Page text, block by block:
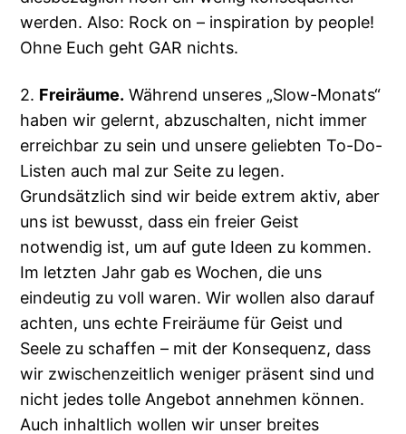
werden. Also: Rock on – inspiration by people!
Ohne Euch geht GAR nichts.
2. Freiräume. Während unseres „Slow-Monats“
haben wir gelernt, abzuschalten, nicht immer
erreichbar zu sein und unsere geliebten To-Do-
Listen auch mal zur Seite zu legen.
Grundsätzlich sind wir beide extrem aktiv, aber
uns ist bewusst, dass ein freier Geist
notwendig ist, um auf gute Ideen zu kommen.
Im letzten Jahr gab es Wochen, die uns
eindeutig zu voll waren. Wir wollen also darauf
achten, uns echte Freiräume für Geist und
Seele zu schaffen – mit der Konsequenz, dass
wir zwischenzeitlich weniger präsent sind und
nicht jedes tolle Angebot annehmen können.
Auch inhaltlich wollen wir unser breites